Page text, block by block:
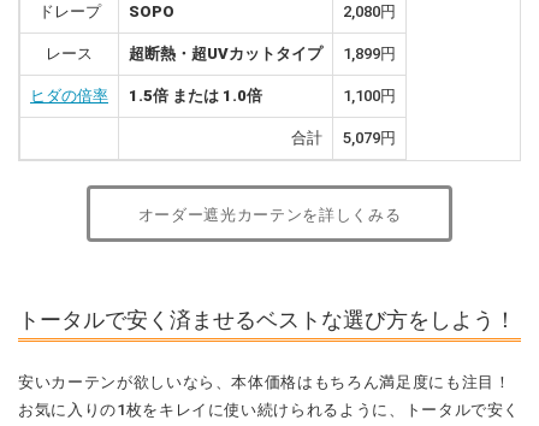
ドレープ SOPO 2,080円
レース 超断熱・超UVカットタイプ 1,899円
ヒダの倍率 1.5倍 または 1.0倍 1,100円
合計 5,079円
オーダー遮光カーテンを詳しくみる
トータルで安く済ませるベストな選び方をしよう！
安いカーテンが欲しいなら、本体価格はもちろん満足度にも注目！
お気に入りの1枚をキレイに使い続けられるように、トータルで安く